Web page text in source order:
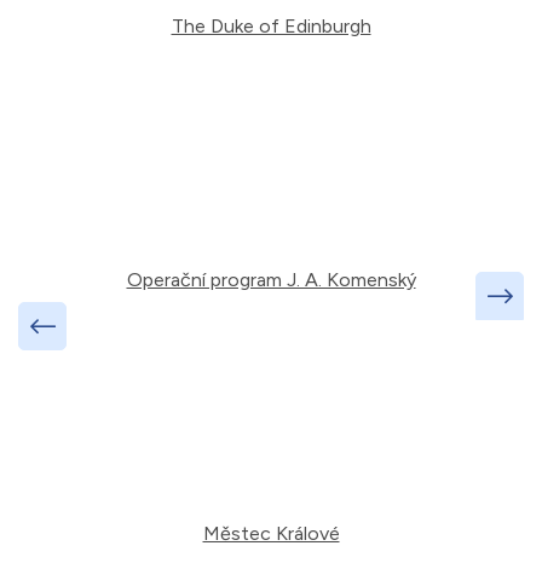
The Duke of Edinburgh
Operační program J. A. Komenský
Městec Králové